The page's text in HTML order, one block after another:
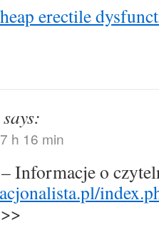
erectile
says:
h 16 min
Informacje o